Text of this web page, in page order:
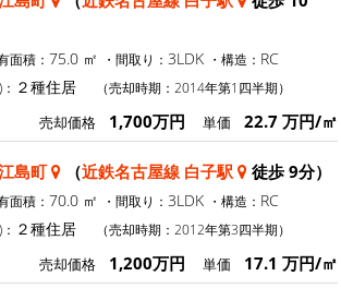
面積： 75.0 ㎡ ・間取り： 3LDK ・構造： RC
２種住居 （売却時期：2014年第1四半期）
売却価格 1,700万円 単価 22.7 万円/㎡
島町 （近鉄名古屋線 白子駅 徒歩 9分）
面積： 70.0 ㎡ ・間取り： 3LDK ・構造： RC
２種住居 （売却時期：2012年第3四半期）
売却価格 1,200万円 単価 17.1 万円/㎡